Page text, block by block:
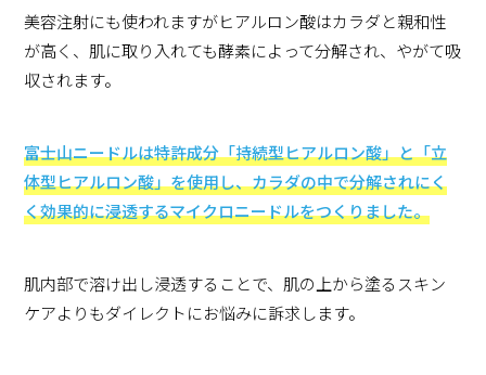
美容注射にも使われますがヒアルロン酸はカラダと親和性
が高く、肌に取り入れても酵素によって分解され、やがて吸
収されます。
富士山ニードルは特許成分「持続型ヒアルロン酸」と「立
体型ヒアルロン酸」を使用し、カラダの中で分解されにく
く効果的に浸透するマイクロニードルをつくりました。
肌内部で溶け出し浸透することで、肌の上から塗るスキン
ケアよりもダイレクトにお悩みに訴求します。